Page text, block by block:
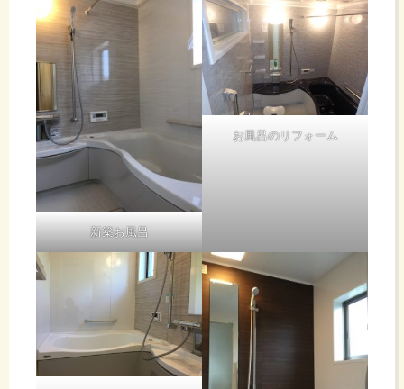
新築お風呂
お風呂のリフォーム